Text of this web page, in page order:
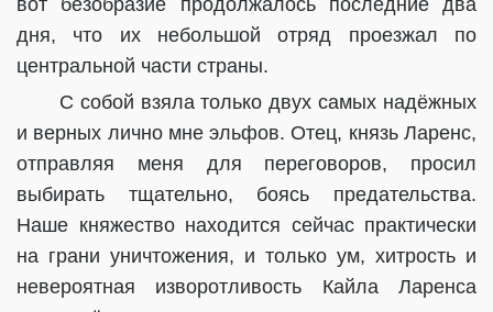
дня, что их небольшой отряд проезжал по
центральной части страны.
С собой взяла только двух самых надёжных
и верных лично мне эльфов. Отец, князь Ларенс,
отправляя меня для переговоров, просил
выбирать тщательно, боясь предательства.
Наше княжество находится сейчас практически
на грани уничтожения, и только ум, хитрость и
невероятная изворотливость Кайла Ларенса